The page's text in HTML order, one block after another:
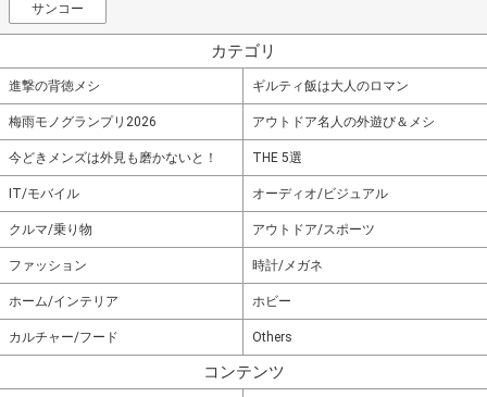
サンコー
カテゴリ
進撃の背徳メシ ギルティ飯は大人のロマン
梅雨モノグランプリ2026 アウトドア名人の外遊び＆メシ
今どきメンズは外見も磨かないと！ THE 5選
IT/モバイル オーディオ/ビジュアル
クルマ/乗り物 アウトドア/スポーツ
ファッション 時計/メガネ
ホーム/インテリア ホビー
カルチャー/フード Others
コンテンツ